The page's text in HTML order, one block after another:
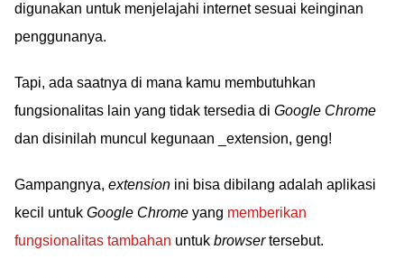
digunakan untuk menjelajahi internet sesuai keinginan
penggunanya.
Tapi, ada saatnya di mana kamu membutuhkan
fungsionalitas lain yang tidak tersedia di Google Chrome
dan disinilah muncul kegunaan _extension, geng!
Gampangnya, extension ini bisa dibilang adalah aplikasi
kecil untuk Google Chrome yang memberikan
fungsionalitas tambahan untuk browsertersebut.